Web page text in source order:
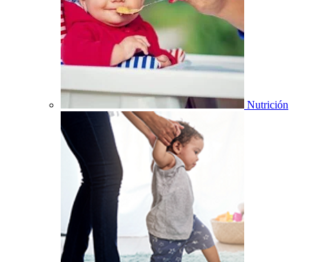
Nutrición